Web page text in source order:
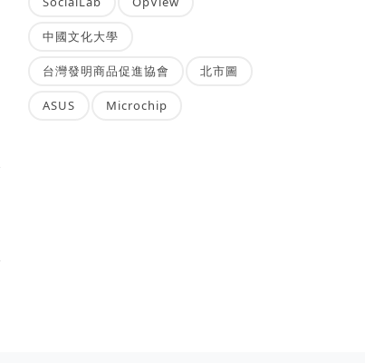
中國文化大學
台灣發明商品促進協會 北市圖
ASUS Microchip